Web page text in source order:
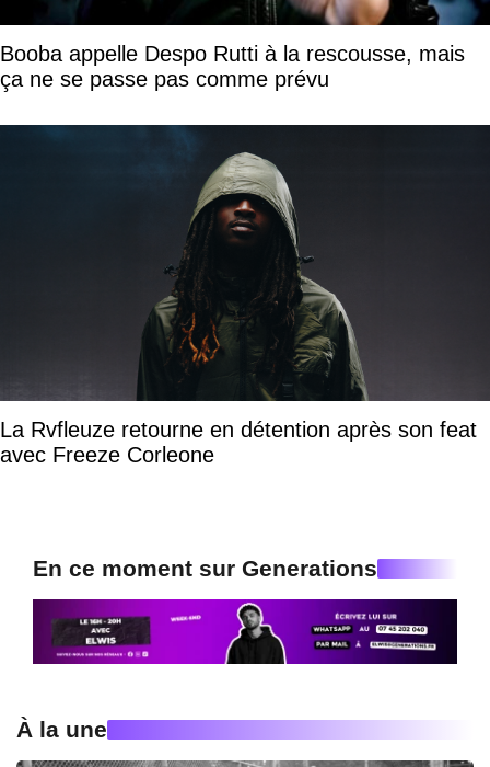
Booba appelle Despo Rutti à la rescousse, mais
ça ne se passe pas comme prévu
La Rvfleuze retourne en détention après son feat
avec Freeze Corleone
En ce moment sur Generations
À la une